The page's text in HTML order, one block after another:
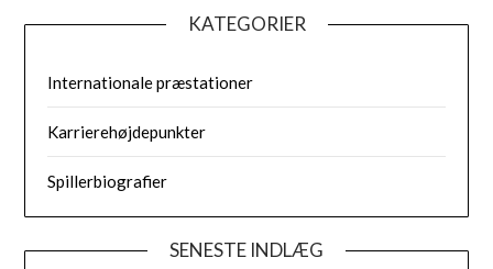
KATEGORIER
Internationale præstationer
Karrierehøjdepunkter
Spillerbiografier
SENESTE INDLÆG